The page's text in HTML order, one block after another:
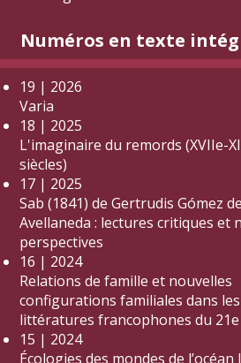
Numéros en texte
19 | 2026
Varia
18 | 2025
L'imaginaire du remords (XVIIe-
siècles)
17 | 2025
Sab (1841) de Gertrudis Gómez de
Avellaneda : lectures critiques et
perspectives
16 | 2024
Relations de famille et nouvelles
configurations familiales dans les
littératures francophones du 21e
15 | 2024
Écologies des mondes de l’océan